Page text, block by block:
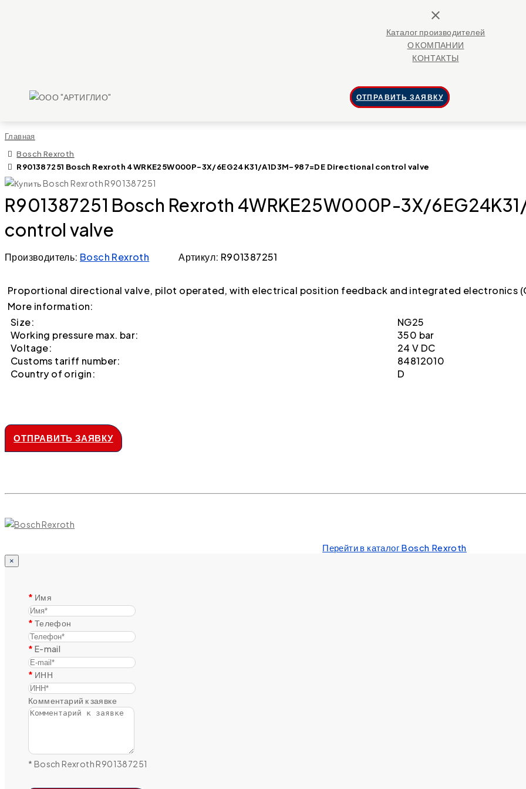
close
Каталог производителей
О КОМПАНИИ
КОНТАКТЫ
ОТПРАВИТЬ ЗАЯВКУ
Главная
Bosch Rexroth
R901387251 Bosch Rexroth 4WRKE25W000P-3X/6EG24K31/A1D3M-987=DE Directional control valve
R901387251 Bosch Rexroth 4WRKE25W000P-3X/
control valve
Производитель: Bosch Rexroth Артикул: R901387251
Proportional directional valve, pilot operated, with electrical position feedback and integrated electronics
More information:
Size:
NG25
Working pressure max. bar:
350 bar
Voltage:
24 V DC
Customs tariff number:
84812010
Country of origin:
D
ОТПРАВИТЬ ЗАЯВКУ
Перейти в каталог Bosch Rexroth
×
Имя
Телефон
E-mail
ИНН
Комментарий к заявке
* Bosch Rexroth R901387251